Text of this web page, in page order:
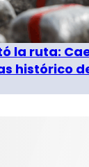
la ruta:
histórico